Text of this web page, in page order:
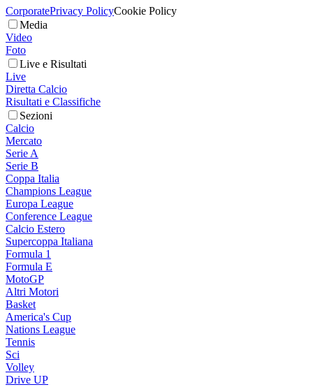
CorporatePrivacy PolicyCookie Policy
Media
Video
Foto
Live e Risultati
Live
Diretta Calcio
Risultati e Classifiche
Sezioni
Calcio
Mercato
Serie A
Serie B
Coppa Italia
Champions League
Europa League
Conference League
Calcio Estero
Supercoppa Italiana
Formula 1
Formula E
MotoGP
Altri Motori
Basket
America's Cup
Nations League
Tennis
Sci
Volley
Drive UP